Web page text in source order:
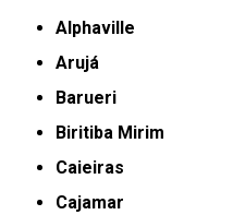
Alphaville
Arujá
Barueri
Biritiba Mirim
Caieiras
Cajamar